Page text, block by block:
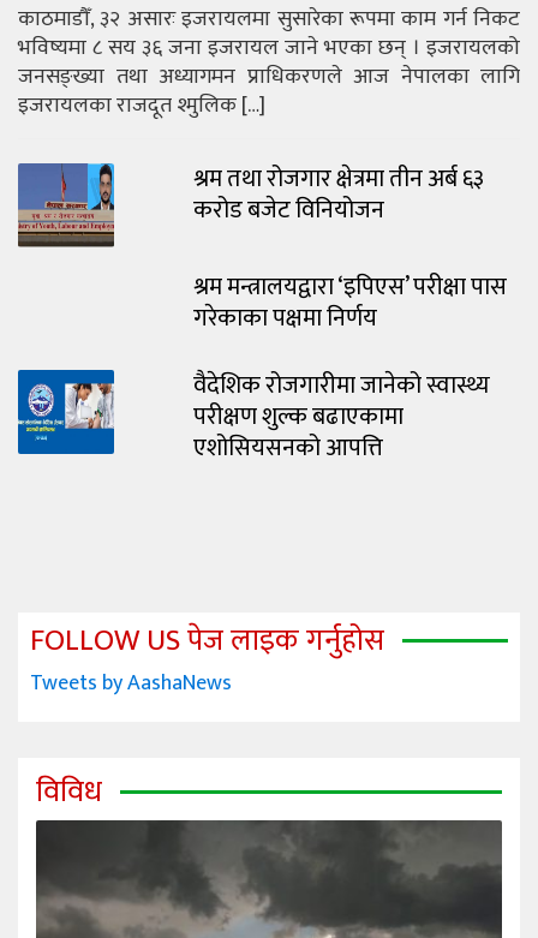
काठमाडौँ, ३२ असारः इजरायलमा सुसारेका रूपमा काम गर्न निकट
भविष्यमा ८ सय ३६ जना इजरायल जाने भएका छन् । इजरायलको
जनसङ्ख्या तथा अध्यागमन प्राधिकरणले आज नेपालका लागि
इजरायलका राजदूत श्मुलिक […]
श्रम तथा रोजगार क्षेत्रमा तीन अर्ब ६३
करोड बजेट विनियोजन
श्रम मन्त्रालयद्वारा ‘इपिएस’ परीक्षा पास
गरेकाका पक्षमा निर्णय
वैदेशिक रोजगारीमा जानेको स्वास्थ्य
परीक्षण शुल्क बढाएकामा
एशोसियसनको आपत्ति
FOLLOW US पेज लाइक गर्नुहोस
Tweets by AashaNews
विविध